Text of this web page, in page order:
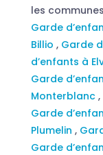
les
Garde
Billio , Garde
d’enfants à
Garde
Monterblanc ,
Garde
Plumelin ,
Garde